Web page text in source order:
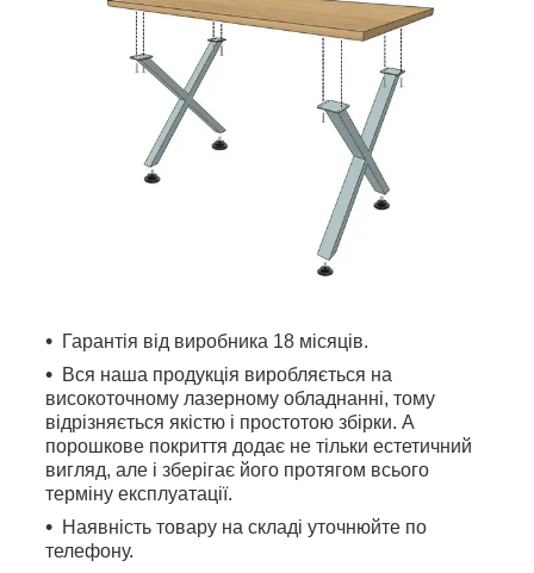
Гарантія від виробника 18 місяців.
Вся наша продукція виробляється на
високоточному лазерному обладнанні, тому
відрізняється якістю і простотою збірки. А
порошкове покриття додає не тільки естетичний
вигляд, але і зберігає його протягом всього
терміну експлуатації.
Наявність товару на складі уточнюйте по
телефону.